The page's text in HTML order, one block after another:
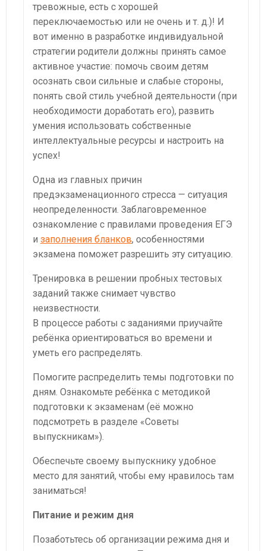
тревожные, есть с хорошей
переключаемостью или не очень и т. д.)! И
вот именно в разработке индивидуальной
стратегии родители должны принять самое
активное участие: помочь своим детям
осознать свои сильные и слабые стороны,
понять свой стиль учебной деятельности (при
необходимости доработать его), развить
умения использовать собственные
интеллектуальные ресурсы и настроить на
успех!
Одна из главных причин
предэкзаменационного стресса — ситуация
неопределенности. Заблаговременное
ознакомление с правилами проведения ЕГЭ
и заполнения бланков, особенностями
экзамена поможет разрешить эту ситуацию.
Тренировка в решении пробных тестовых
заданий также снимает чувство
неизвестности.
В процессе работы с заданиями приучайте
ребёнка ориентироваться во времени и
уметь его распределять.
Помогите распределить темы подготовки по
дням. Ознакомьте ребёнка с методикой
подготовки к экзаменам (её можно
подсмотреть в разделе «Советы
выпускникам»).
Обеспечьте своему выпускнику удобное
место для занятий, чтобы ему нравилось там
заниматься!
Питание и режим дня
Позаботьтесь об организации режима дня и